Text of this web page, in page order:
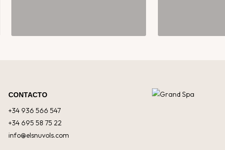
CONTACTO
+34 936 566 547
+34 695 58 75 22
info@elsnuvols.com